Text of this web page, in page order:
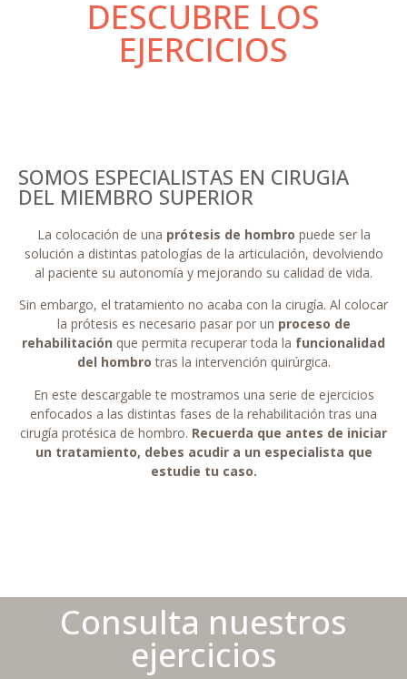
DESCUBRE LOS
EJERCICIOS
SOMOS ESPECIALISTAS EN CIRUGIA
DEL MIEMBRO SUPERIOR
La colocación de una prótesis de hombro puede ser la
solución a distintas patologías de la articulación, devolviendo
al paciente su autonomía y mejorando su calidad de vida.
Sin embargo, el tratamiento no acaba con la cirugía. Al colocar
la prótesis es necesario pasar por un proceso de
rehabilitación que permita recuperar toda la funcionalidad
del hombro tras la intervención quirúrgica.
En este descargable te mostramos una serie de ejercicios
enfocados a las distintas fases de la rehabilitación tras una
cirugía protésica de hombro. Recuerda que antes de iniciar
un tratamiento, debes acudir a un especialista que
estudie tu caso.
Consulta nuestros
ejercicios